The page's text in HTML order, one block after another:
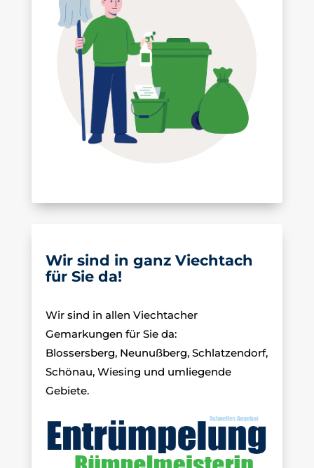
Wir sind in ganz Viechtach
für Sie da!
Wir sind in allen Viechtacher
Gemarkungen für Sie da:
Blossersberg, Neunußberg, Schlatzendorf,
Schönau, Wiesing und umliegende
Gebiete.